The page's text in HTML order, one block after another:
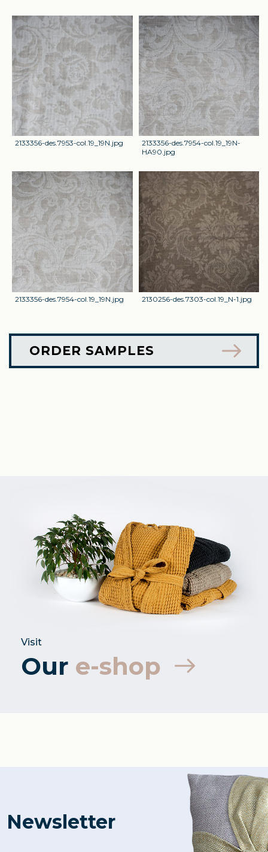
2133356-des.7953-col.19_19N.jpg
2133356-des.7954-col.19_19N-
HA90.jpg
2133356-des.7954-col.19_19N.jpg 2130256-des.7303-col.19_N-1.jpg
ORDER SAMPLES
Visit
Our e-shop
Newsletter